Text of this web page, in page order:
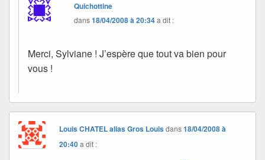
Quichottine
dans18/04/2008 à 20:34a dit :
Merci, Sylviane ! J’espère que tout va bien pour
vous !
Louis CHATEL alias Gros Louisdans18/04/2008 à
20:40 a dit :